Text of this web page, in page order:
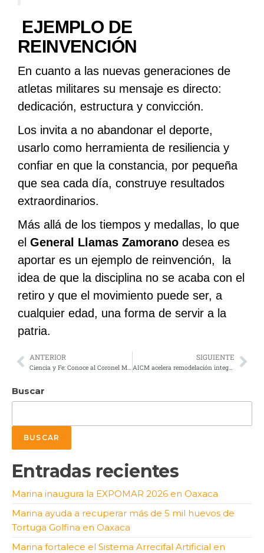
EJEMPLO DE
REINVENCIÓN
En cuanto a las nuevas generaciones de
atletas militares su mensaje es directo:
dedicación, estructura y convicción.
Los invita a no abandonar el deporte,
usarlo como herramienta de resiliencia y
confiar en que la constancia, por pequeña
que sea cada día, construye resultados
extraordinarios.
Más allá de los tiempos y medallas, lo que
el General Llamas Zamorano desea es
aportar es un ejemplo de reinvención, la
idea de que la disciplina no se acaba con el
retiro y que el movimiento puede ser, a
cualquier edad, una forma de servir a la
patria.
ANTERIOR
Ciencia y Fe: Conoce al Coronel Médico Cirujano Gerardo Martín González López
SIGUIENTE
AICM acelera remodelación integral rumbo a la COPA MUNDIAL FIFA 2026
Buscar
BUSCAR
Entradas recientes
Marina inaugura la EXPOMAR 2026 en Oaxaca
Marina ayuda a recuperar más de 5 mil huevos de
Tortuga Golfina en Oaxaca
Marina fortalece el Sistema Arrecifal Artificial en